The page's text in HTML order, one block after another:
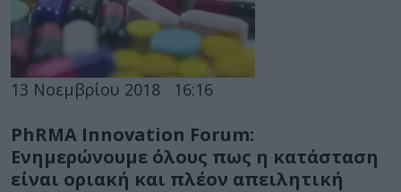
13 Νοεμβρίου 2018 16:16
PhRMA Innovation Forum:
Ενημερώνουμε όλους πως η κατάσταση
είναι οριακή και πλέον απειλητική